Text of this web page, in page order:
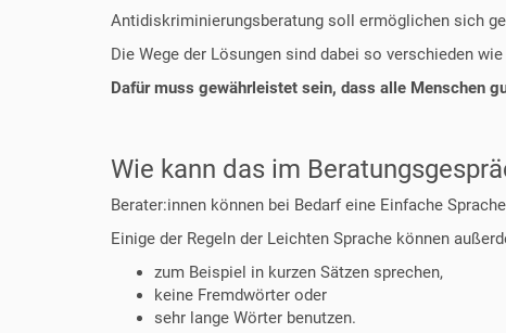
Antidiskriminierungsberatung soll ermöglichen sich
Die Wege der Lösungen sind dabei so verschieden
Dafür muss gewährleistet sein, dass alle Menschen
Wie kann das im
Berater:innen können bei Bedarf eine Einfache
Einige der Regeln der Leichten Sprache können
zum Beispiel in kurzen Sätzen sprechen,
keine Fremdwörter oder
sehr lange Wörter benutzen.